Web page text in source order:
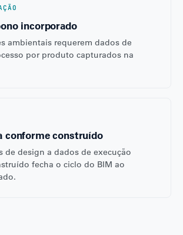
incorporado
ambientais requerem dados de
por produto capturados na
conforme construído
de design a dados de execução
fecha o ciclo do BIM ao